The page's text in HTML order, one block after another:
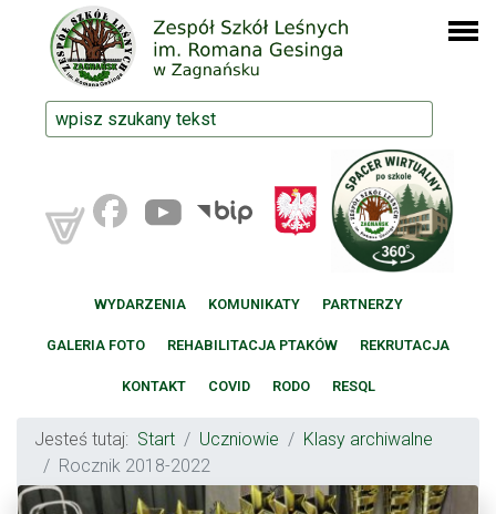
WYDARZENIA KOMUNIKATY PARTNERZY
GALERIA FOTO REHABILITACJA PTAKÓW REKRUTACJA
KONTAKT COVID RODO RESQL
Jesteś tutaj: Start Uczniowie
Klasy archiwalne
Rocznik 2018-2022